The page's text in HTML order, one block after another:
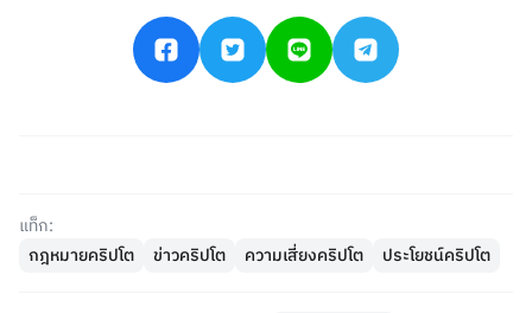
แท็ก:
กฎหมายคริปโต
ข่าวคริปโต ความเสี่ยงคริปโต ประโยชน์คริปโต